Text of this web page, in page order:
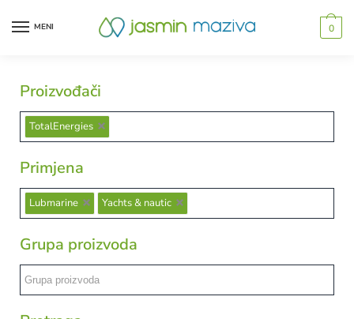
MENI 0
Proizvođači
TotalEnergies
Primjena
Lubmarine Yachts & nautic
Grupa proizvoda